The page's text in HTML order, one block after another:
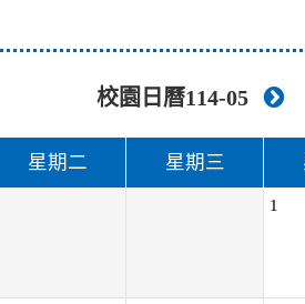
校園日曆114-05
星期 二 星期 三
1